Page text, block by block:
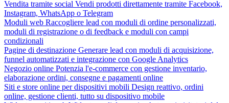
Vendita tramite social Vendi prodotti direttamente tramite Facebook,
Instagram, WhatsApp o Telegram
Moduli web Raccogliere lead con moduli di ordine personalizzati,
moduli di registrazione o di feedback e moduli con campi
condizionali
Pagine di destinazione Generare lead con moduli di acquisizione,
funnel automatizzati e integrazione con Google Analytics
Negozio online Potenzia l'e-commerce con gestione inventario,
elaborazione ordini, consegne e pagamenti online
Siti e store online per dispositivi mobili Design reattivo, ordini
online, gestione clienti, tutto su dispositivo mobile